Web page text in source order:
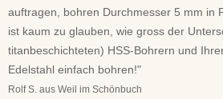
auftragen, bohren Durchmesser 5 mm in
ist kaum zu glauben, wie gross der
titanbeschichteten) HSS-Bohrern und
Edelstahl einfach bohren!"
Rolf S. aus Weil im Schönbuch